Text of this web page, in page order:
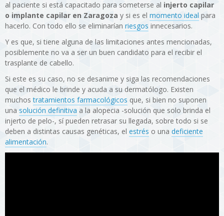
al paciente si está capacitado para someterse al injerto capilar
o implante capilar en Zaragoza y si es el momento ideal para
hacerlo. Con todo ello se eliminarían riesgos innecesarios.
Y es que, si tiene alguna de las limitaciones antes mencionadas,
posiblemente no va a ser un buen candidato para el recibir el
trasplante de cabello.
Si este es su caso, no se desanime y siga las recomendaciones
que el médico le brinde y acuda a su dermatólogo. Existen
muchostratamientos farmacológicos que, si bien no suponen
una solución definitiva a la alopecia -solución que solo brinda el
injerto de pelo-, sí pueden retrasar su llegada, sobre todo si se
deben a distintas causas genéticas, el estrés o una deficiente
alimentación.